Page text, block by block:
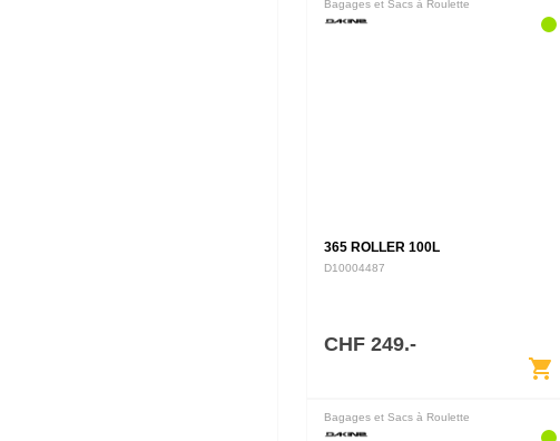
Bagages et Sacs à Roulette
365 ROLLER 100L
D10004487
CHF 249.-
shopping_cart
Bagages et Sacs à Roulette